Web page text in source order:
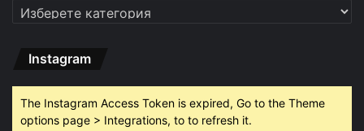
Категории
Instagram
The Instagram Access Token is expired, Go to the Theme
options page > Integrations, to to refresh it.